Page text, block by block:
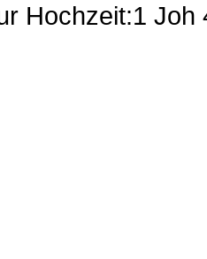
Hochzeit:1